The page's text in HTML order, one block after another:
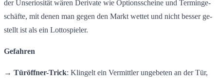
der Un­se­rio­si­tät wären De­ri­va­te wie Op­ti­ons­schei­ne und Ter­min­ge­
schäf­te, mit denen man gegen den Markt wet­tet und nicht bes­ser ge­
stellt ist als ein Lot­to­spie­ler.
Gefahren
→ Tür­öff­ner-Trick: Klin­gelt ein Ver­mitt­ler un­ge­be­ten an der Tür,